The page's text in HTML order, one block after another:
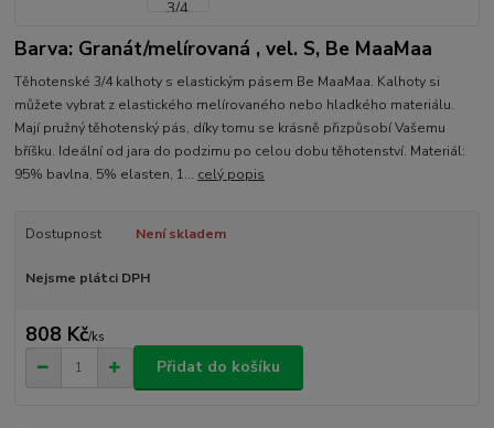
Barva: Granát/melírovaná , vel. S, Be MaaMaa
Těhotenské 3/4 kalhoty s elastickým pásem Be MaaMaa. Kalhoty si
můžete vybrat z elastického melírovaného nebo hladkého materiálu.
Mají pružný těhotenský pás, díky tomu se krásně přizpůsobí Vašemu
bříšku. Ideální od jara do podzimu po celou dobu těhotenství. Materiál:
95% bavlna, 5% elasten, 1... celý popis
Dostupnost Není skladem
Nejsme plátci DPH
808 Kč/ks
Přidat do košíku